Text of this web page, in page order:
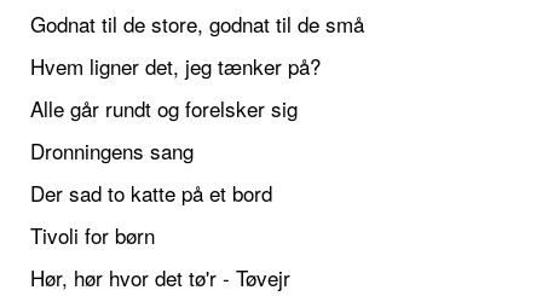
Godnat til de store, godnat til de små
Hvem ligner det, jeg tænker på?
Alle går rundt og forelsker sig
Dronningens sang
Der sad to katte på et bord
Tivoli for børn
Hør, hør hvor det tø'r - Tøvejr